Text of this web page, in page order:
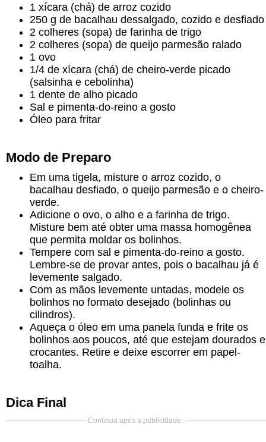
1 xícara (chá) de arroz cozido
250 g de bacalhau dessalgado, cozido e desfiado
2 colheres (sopa) de farinha de trigo
2 colheres (sopa) de queijo parmesão ralado
1 ovo
1/4 de xícara (chá) de cheiro-verde picado
(salsinha e cebolinha)
1 dente de alho picado
Sal e pimenta-do-reino a gosto
Óleo para fritar
Modo de Preparo
Em uma tigela, misture o arroz cozido, o
bacalhau desfiado, o queijo parmesão e o cheiro-
verde.
Adicione o ovo, o alho e a farinha de trigo.
Misture bem até obter uma massa homogênea
que permita moldar os bolinhos.
Tempere com sal e pimenta-do-reino a gosto.
Lembre-se de provar antes, pois o bacalhau já é
levemente salgado.
Com as mãos levemente untadas, modele os
bolinhos no formato desejado (bolinhas ou
cilindros).
Aqueça o óleo em uma panela funda e frite os
bolinhos aos poucos, até que estejam dourados e
crocantes. Retire e deixe escorrer em papel-
toalha.
Dica Final
Continua após a publicidade..